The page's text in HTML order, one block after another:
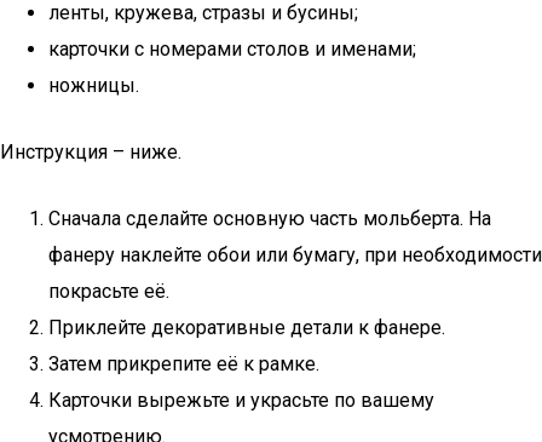
ленты, кружева, стразы и бусины;
карточки с номерами столов и именами;
ножницы.
Инструкция – ниже.
Сначала сделайте основную часть мольберта. На
фанеру наклейте обои или бумагу, при необходимости
покрасьте её.
Приклейте декоративные детали к фанере.
Затем прикрепите её к рамке.
Карточки вырежьте и украсьте по вашему
усмотрению.